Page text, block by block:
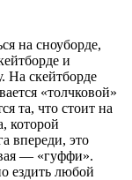
на сноуборде,
и
На скейтборде
«толчковой»
та, что стоит на
которой
впереди, это
— «гуффи».
ездить любой